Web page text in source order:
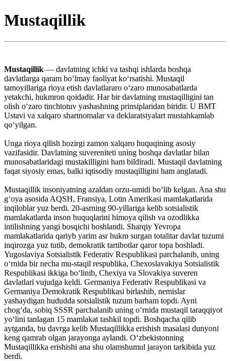
Mustaqillik
Mustaqillik — davlatning ichki va tashqi ishlarda boshqa
davlatlarga qaram boʻlmay faoliyat koʻrsatishi. Mustaqil
tamoyillariga rioya etish davlatlararo oʻzaro munosabatlarda
yetakchi, hukmron qoidadir. Har bir davlatning mustaqilligini tan
olish oʻzaro tinchtotuv yashashning prinsiplaridan biridir. U BMT
Ustavi va xalqaro shartnomalar va deklaratsiyalart mustahkamlab
qoʻyilgan.
Unga rioya qilish hozirgi zamon xalqaro huquqining asosiy
vazifasidir. Davlatning suvereniteti uning boshqa davlatlar bilan
munosabatlaridagi mustakilligini ham bildiradi. Mustaqil davlatning
faqat siyosiy emas, balki iqtisodiy mustaqilligini ham anglatadi.
Mustaqillik insoniyatning azaldan orzu-umidi boʻlib kelgan. Ana shu
gʻoya asosida AQSH, Fransiya, Lotin Amerikasi mamlakatlarida
inqiloblar yuz berdi. 20-asrning 90-yillariga kelib sotsialistik
mamlakatlarda inson huquqlarini himoya qilish va ozodlikka
intilishning yangi bosqichi boshlandi. Sharqiy Yevropa
mamlakatlarida qariyb yarim asr hukm surgan totalitar davlat tuzumi
inqirozga yuz tutib, demokratik tartibotlar qaror topa boshladi.
Yugoslaviya Sotsialistik Federativ Respublikasi parchalanib, uning
oʻrnida bir necha mu-staqil respublika, Chexoslavakiya Sotsialistik
Respublikasi ikkiga boʻlinib, Chexiya va Slovakiya suveren
davlatlari vujudga keldi. Germaniya Federativ Respublikasi va
Germaniya Demokratik Respublikasi birlashib, nemislar
yashaydigan hududda sotsialistik tuzum barham topdi. Ayni
chogʻda, sobiq SSSR parchalanib uning oʻrnida mustaqil taraqqiyot
yoʻlini tanlagan 15 mamlakat tashkil topdi. Boshqacha qilib
aytganda, bu davrga kelib Mustaqillikka erishish masalasi dunyoni
keng qamrab olgan jarayonga aylandi. Oʻzbekistonning
Mustaqillikka erishishi ana shu olamshumul jarayon tarkibida yuz
berdi.